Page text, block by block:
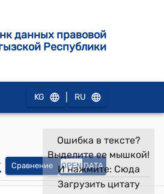
данных правовой
Республики
KG RU
Сравнение OPEN DATA
Ошибка в тексте?
Выделите ее мышкой!
И нажмите: Сюда
Загрузить цитату